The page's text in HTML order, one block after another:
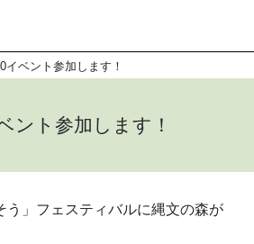
イベント参加します！
ント参加します！
う」フェスティバルに縄文の森が